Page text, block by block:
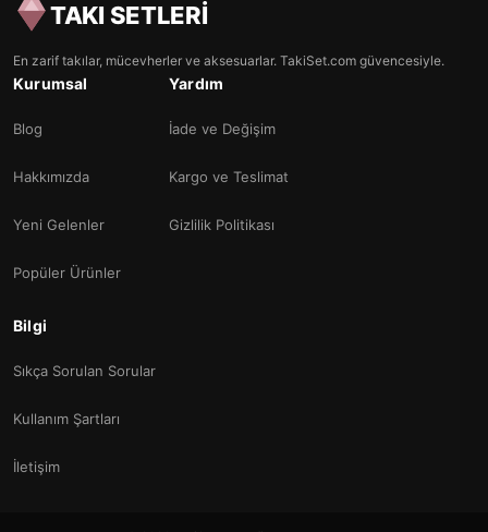
TAKI SETLERİ
En zarif takılar, mücevherler ve aksesuarlar. TakiSet.com güvencesiyle.
Kurumsal
Blog
Hakkımızda
Yeni Gelenler
Popüler Ürünler
Yardım
İade ve Değişim
Kargo ve Teslimat
Gizlilik Politikası
Bilgi
Sıkça Sorulan Sorular
Kullanım Şartları
İletişim